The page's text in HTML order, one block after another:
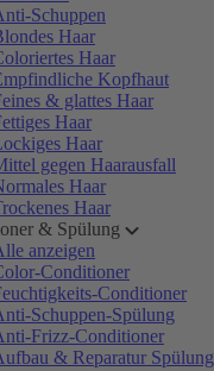
Schuppen
Haar
Haar
Kopfhaut
& glattes Haar
Haar
Haar
gegen Haarausfall
Haar
Haar
& Spülung
anzeigen
Conditioner
Conditioner
Schuppen-Spülung
Frizz-Conditioner
& Reparatur Spülung